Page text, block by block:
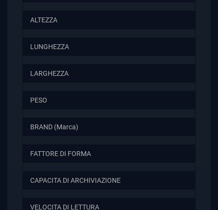
ALTEZZA
LUNGHEZZA
LARGHEZZA
PESO
BRAND (Marca)
FATTORE DI FORMA
CAPACITA DI ARCHIVIAZIONE
VELOCITA DI LETTURA